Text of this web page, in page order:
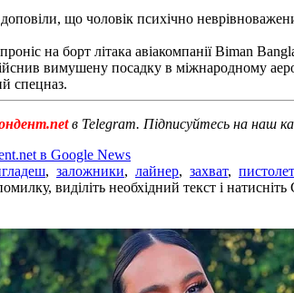
доповіли, що чоловік психічно
на борт літака авіакомпанії Biman
вимушену посадку в міжнародному
спецназ.
в Telegram. Підписуйтесь на наш
в Google News
, заложники, лайнер, захват, пистолет
виділіть необхідний текст і